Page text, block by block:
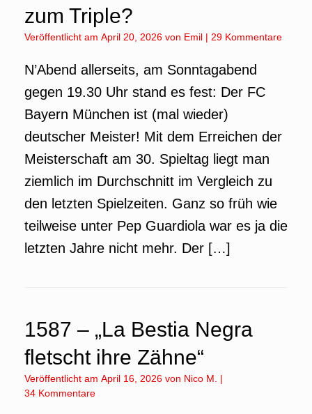
zum Triple?
Veröffentlicht am April 20, 2026 von Emil | 29 Kommentare
N’Abend allerseits, am Sonntagabend
gegen 19.30 Uhr stand es fest: Der FC
Bayern München ist (mal wieder)
deutscher Meister! Mit dem Erreichen der
Meisterschaft am 30. Spieltag liegt man
ziemlich im Durchschnitt im Vergleich zu
den letzten Spielzeiten. Ganz so früh wie
teilweise unter Pep Guardiola war es ja die
letzten Jahre nicht mehr. Der […]
1587 – „La Bestia Negra
fletscht ihre Zähne“
Veröffentlicht am April 16, 2026 von Nico M.
|
34 Kommentare